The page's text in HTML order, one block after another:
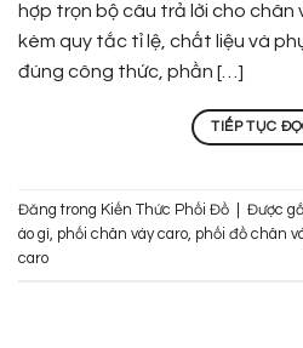
hợp trọn bộ câu trả lời cho chân
kèm quy tắc tỉ lệ, chất liệu và
đúng công thức, phần […]
TIẾP TỤC
Đăng trong Kiến Thức Phối Đồ Được
áo gì, phối chân váy caro, phối đồ chân
caro